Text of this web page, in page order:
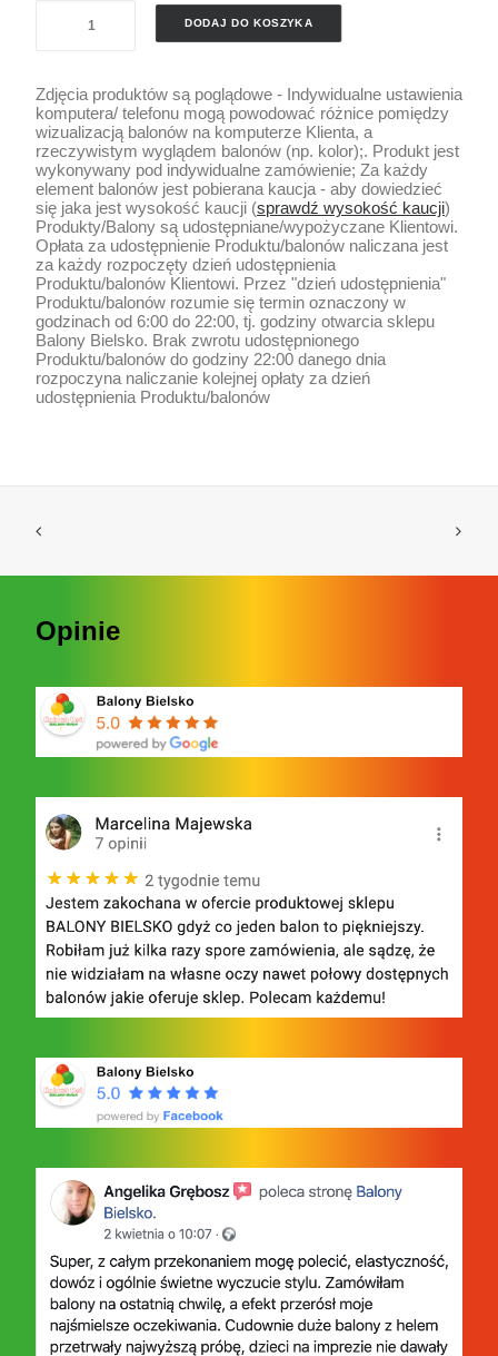
DODAJ DO KOSZYKA
Zdjęcia produktów są poglądowe - Indywidualne ustawienia
komputera/ telefonu mogą powodować różnice pomiędzy
wizualizacją balonów na komputerze Klienta, a
rzeczywistym wyglądem balonów (np. kolor);. Produkt jest
wykonywany pod indywidualne zamówienie; Za każdy
element balonów jest pobierana kaucja - aby dowiedzieć
się jaka jest wysokość kaucji (sprawdź wysokość kaucji)
Produkty/Balony są udostępniane/wypożyczane Klientowi.
Opłata za udostępnienie Produktu/balonów naliczana jest
za każdy rozpoczęty dzień udostępnienia
Produktu/balonów Klientowi. Przez "dzień udostępnienia"
Produktu/balonów rozumie się termin oznaczony w
godzinach od 6:00 do 22:00, tj. godziny otwarcia sklepu
Balony Bielsko. Brak zwrotu udostępnionego
Produktu/balonów do godziny 22:00 danego dnia
rozpoczyna naliczanie kolejnej opłaty za dzień
udostępnienia Produktu/balonów
Opinie